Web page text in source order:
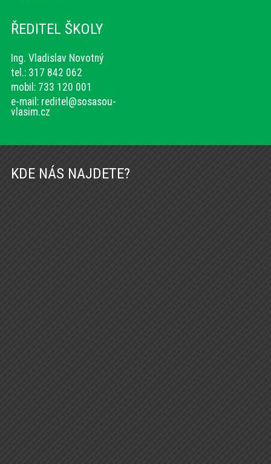
ŘEDITEL ŠKOLY
Ing. Vladislav Novotný
tel.: 317 842 062
mobil: 733 120 001
e-mail: reditel@sosasou-
vlasim.cz
KDE NÁS NAJDETE?